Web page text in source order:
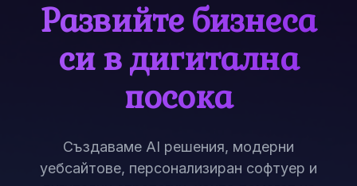
Развийте бизнеса
си в дигитална
посока
Създаваме AI решения, модерни
уебсайтове, персонализиран софтуер и